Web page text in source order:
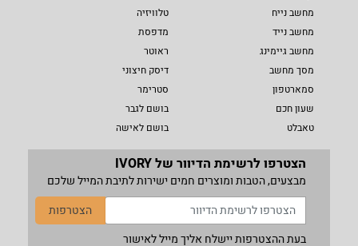
מחשב נייח
מחשב נייד
מחשב גיימינג
מסך מחשב
סמארטפון
שעון חכם
טאבלט
טלוויזיה
מדפסת
ראוטר
דיסק חיצוני
סטרימר
בושם לגבר
בושם לאישה
הצטרפו לרשימת הדיוור של IVORY
מבצעים, הטבות ומוצרים חמים ישירות לתיבת המייל שלכם
הצטרפות
בעת ההצטרפות יישלח אליך מייל לאישור